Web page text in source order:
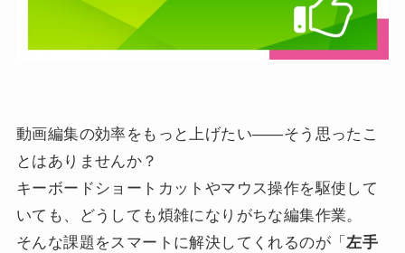
動画編集の効率をもっと上げたい――そう思ったこ
とはありませんか？
キーボードショートカットやマウス操作を駆使して
いても、どうしても煩雑になりがちな編集作業。
そんな課題をスマートに解決してくれるのが「左手